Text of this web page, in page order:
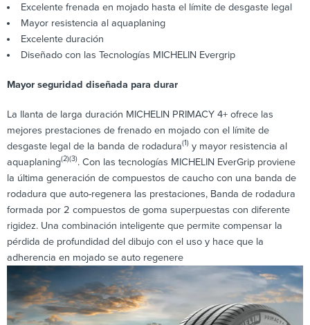
Excelente frenada en mojado hasta el límite de desgaste legal
Mayor resistencia al aquaplaning
Excelente duración
Diseñado con las Tecnologías MICHELIN Evergrip
Mayor seguridad diseñada para durar
La llanta de larga duración MICHELIN PRIMACY 4+ ofrece las
mejores prestaciones de frenado en mojado con el límite de
desgaste legal de la banda de rodadura(1) y mayor resistencia al
aquaplaning(2)(3). Con las tecnologías MICHELIN EverGrip proviene
la última generación de compuestos de caucho con una banda de
rodadura que auto-regenera las prestaciones, Banda de rodadura
formada por 2 compuestos de goma superpuestas con diferente
rigidez. Una combinación inteligente que permite compensar la
pérdida de profundidad del dibujo con el uso y hace que la
adherencia en mojado se auto regenere